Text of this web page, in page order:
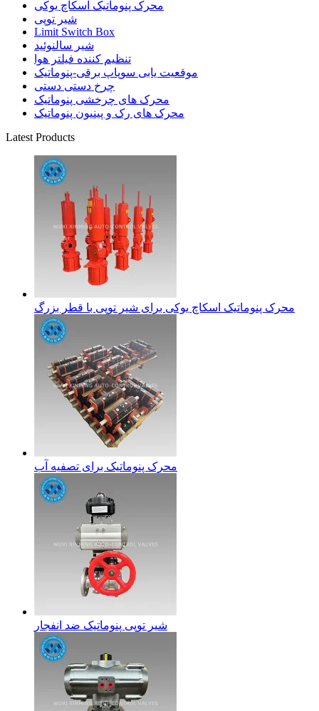
محرک پنوماتیک اسکاچ یوکی
شیر توپی
Limit Switch Box
شیر سالنوئید
تنظیم کننده فیلتر هوا
موقعیت یابی سوپاپ برقی-پنوماتیک
چرخ دستی دستی
محرک های چرخشی پنوماتیک
محرک های رک و پینیون پنوماتیک
Latest Products
محرک پنوماتیک اسکاچ یوکی برای شیر توپی با قطر بزرگ
محرک پنوماتیک برای تصفیه آب
شیر توپی پنوماتیک ضد انفجار